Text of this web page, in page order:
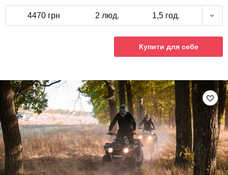
4470 грн 2 люд. 1,5 год.
Купити для себе